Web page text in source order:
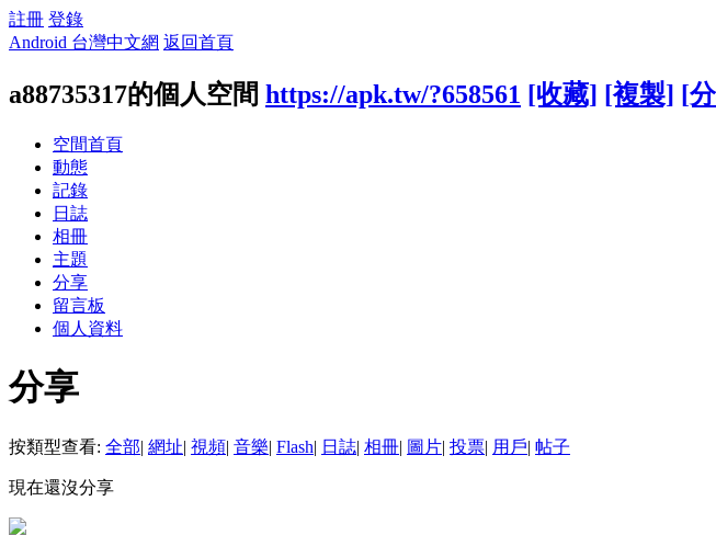
註冊 登錄
Android 台灣中文網 返回首頁
a88735317的個人空間 https://apk.tw/?658561 [收藏] [複製] [
空間首頁
動態
記錄
日誌
相冊
主題
分享
留言板
個人資料
分享
按類型查看: 全部| 網址| 視頻| 音樂| Flash| 日誌| 相冊| 圖片| 投票| 用戶| 帖子
現在還沒分享